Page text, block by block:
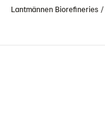
Lantmännen Biorefineries